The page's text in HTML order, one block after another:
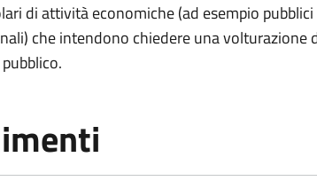
di attività economiche (ad esempio pubblici
che intendono chiedere una volturazione